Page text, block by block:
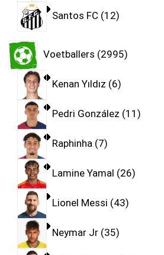
Santos FC 12
Voetballers 2995
Kenan Yıldız 6
Pedri González 11
Raphinha 7
Lamine Yamal 26
Lionel Messi 43
Neymar Jr 35